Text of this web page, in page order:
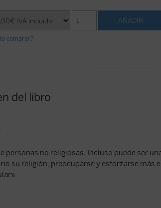
comprar?
del libro
personas no religiosas. Incluso puede ser
su religión, preocuparse y esforzarse más